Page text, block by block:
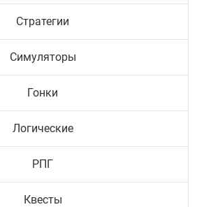
Стратегии
Симуляторы
Гонки
Логические
РПГ
Квесты